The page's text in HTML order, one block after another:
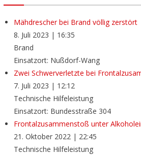
Mähdrescher bei Brand völlig zerstört
8. Juli 2023 | 16:35
Brand
Einsatzort: Nußdorf-Wang
Zwei Schwerverletzte bei
7. Juli 2023 | 12:12
Technische Hilfeleistung
Einsatzort: Bundesstraße 304
Frontalzusammenstoß unter
21. Oktober 2022| 22:45
Technische Hilfeleistung